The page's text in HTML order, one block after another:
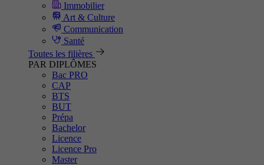
Immobilier
Art & Culture
Communication
Santé
Toutes les filières
PAR DIPLÔMES
Bac PRO
CAP
BTS
BUT
Prépa
Bachelor
Licence
Licence Pro
Master